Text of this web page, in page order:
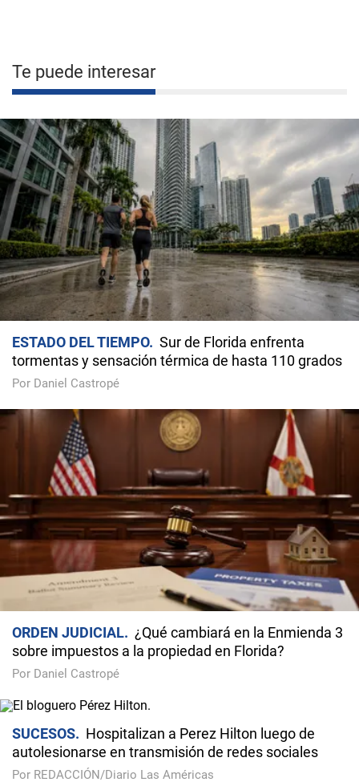
Te puede interesar
ESTADO DEL TIEMPO
Sur de Florida enfrenta
tormentas y sensación térmica de hasta 110 grados
Por Daniel Castropé
ORDEN JUDICIAL
¿Qué cambiará en la Enmienda 3
sobre impuestos a la propiedad en Florida?
Por Daniel Castropé
SUCESOS
Hospitalizan a Perez Hilton luego de
autolesionarse en transmisión de redes sociales
Por REDACCIÓN/Diario Las Américas